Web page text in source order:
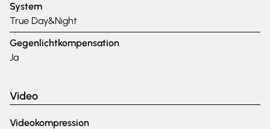
System
True Day&Night
Gegenlichtkompensation
Ja
Video
Videokompression